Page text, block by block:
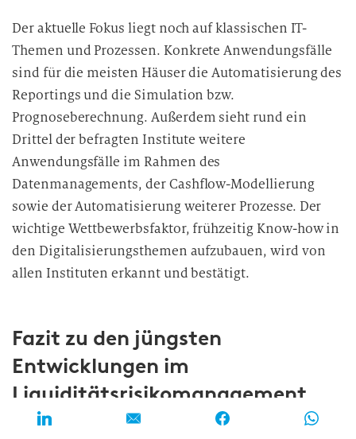
Der aktuelle Fokus liegt noch auf klassischen IT-
Themen und Prozessen. Konkrete Anwendungsfälle
sind für die meisten Häuser die Automatisierung des
Reportings und die Simulation bzw.
Prognoseberechnung. Außerdem sieht rund ein
Drittel der befragten Institute weitere
Anwendungsfälle im Rahmen des
Datenmanagements, der Cashflow-Modellierung
sowie der Automatisierung weiterer Prozesse. Der
wichtige Wettbewerbsfaktor, frühzeitig Know-how in
den Digitalisierungsthemen aufzubauen, wird von
allen Instituten erkannt undbestätigt.
Fazit zu den jüngsten
Entwicklungen im
Liquiditätsrisikomanagement
Die zeb.Liquiditätsstudie zeigt, dass die Institute in